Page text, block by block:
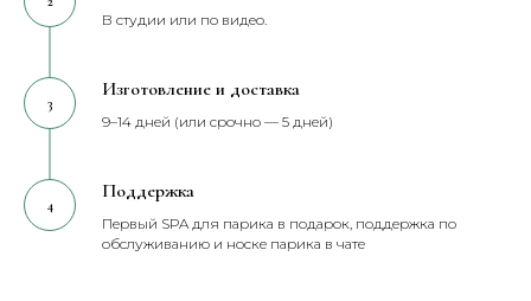
В студии или по видео.
Изготовление и доставка
9–14 дней (или срочно — 5 дней)
Поддержка
Первый SPA для парика в подарок, поддержка по
обслуживанию и носке парика в чате